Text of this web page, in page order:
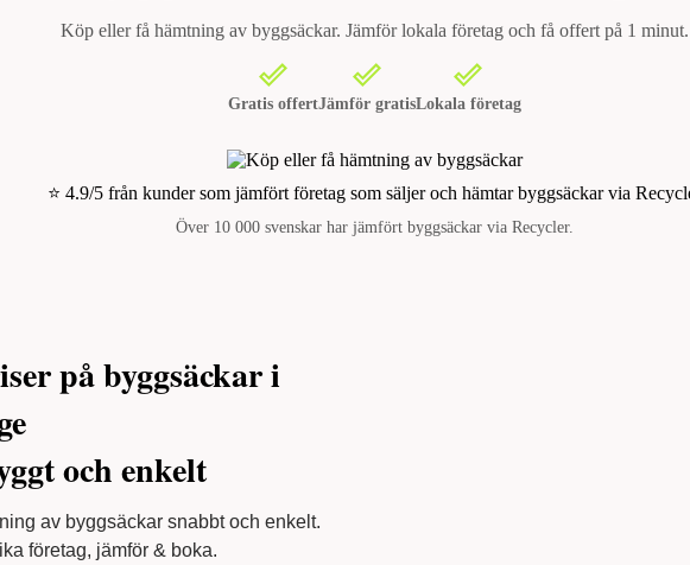
Köp eller få hämtning av byggsäckar. Jämför lokala företag och få offert på 1 minut.
Gratis offertJämför gratisLokala företag
⭐ 4.9/5 från kunder som jämfört företag som säljer och hämtar byggsäckar via
Över 10 000 svenskar har jämfört byggsäckar via Recycler.
på byggsäckar i
och enkelt
av byggsäckar snabbt och enkelt.
företag, jämför & boka.